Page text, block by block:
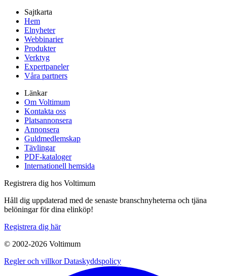
Sajtkarta
Hem
Elnyheter
Webbinarier
Produkter
Verktyg
Expertpaneler
Våra partners
Länkar
Om Voltimum
Kontakta oss
Platsannonsera
Annonsera
Guldmedlemskap
Tävlingar
PDF-kataloger
Internationell hemsida
Registrera dig hos Voltimum
Håll dig uppdaterad med de senaste branschnyheterna och tjäna
belöningar för dina elinköp!
Registrera dig här
© 2002-2026 Voltimum
Regler och villkorDataskyddspolicy